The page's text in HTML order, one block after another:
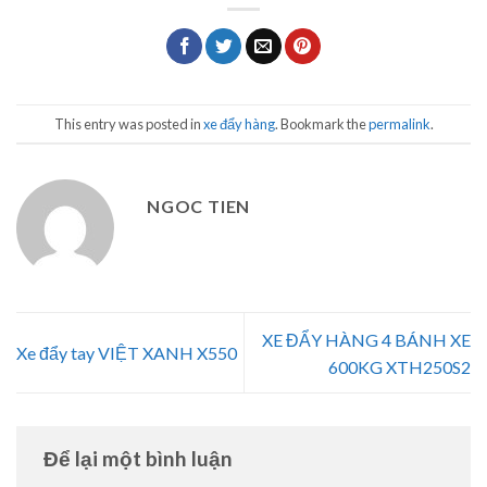
This entry was posted inxe đẩy hàng. Bookmark thepermalink.
NGOC TIEN
Xe đẩy tay VIỆT XANH X550
XE ĐẨY HÀNG 4 BÁNH XE
600KG XTH250S2
Để lại một bình luận